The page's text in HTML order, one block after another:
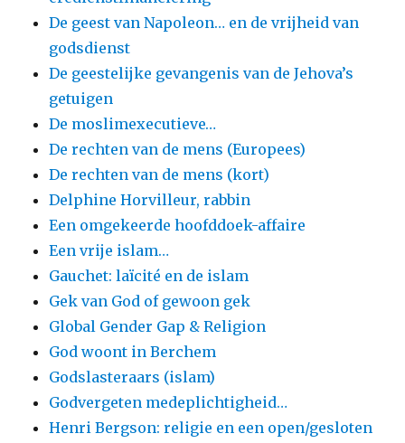
De geest van Napoleon… en de vrijheid van
godsdienst
De geestelijke gevangenis van de Jehova’s
getuigen
De moslimexecutieve…
De rechten van de mens (Europees)
De rechten van de mens (kort)
Delphine Horvilleur, rabbin
Een omgekeerde hoofddoek-affaire
Een vrije islam…
Gauchet: laïcité en de islam
Gek van God of gewoon gek
Global Gender Gap & Religion
God woont in Berchem
Godslasteraars (islam)
Godvergeten medeplichtigheid…
Henri Bergson: religie en een open/gesloten